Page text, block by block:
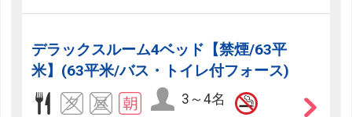
デラックスルーム4ベッド【禁煙/63平
米】(63平米/バス・トイレ付フォース)
3～4名